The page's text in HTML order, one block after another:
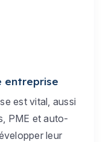
entreprise
est vital, aussi
PME et auto-
leur